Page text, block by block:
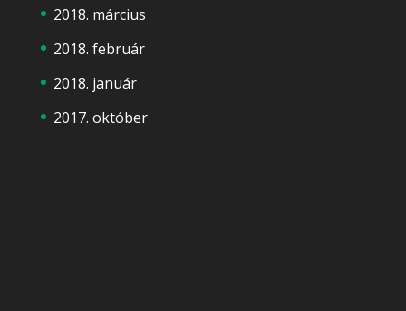
2018. március
2018. február
2018. január
2017. október